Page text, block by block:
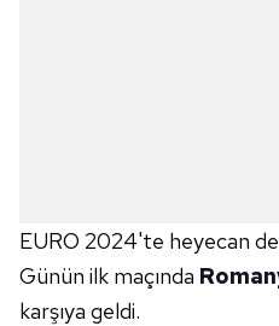
EURO 2024'te heyecan
Günün ilk maçında
karşıya geldi.